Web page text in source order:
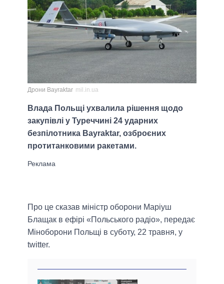
Дрони Bayraktar mil.in.ua
Влада Польщі ухвалила рішення щодо
закупівлі у Туреччині 24 ударних
безпілотника Bayraktar, озброєних
протитанковими ракетами.
Про це сказав міністр оборони Маріуш
Блащак в ефірі «Польського радіо», передає
Міноборони Польщі в суботу, 22 травня, у
twitter.